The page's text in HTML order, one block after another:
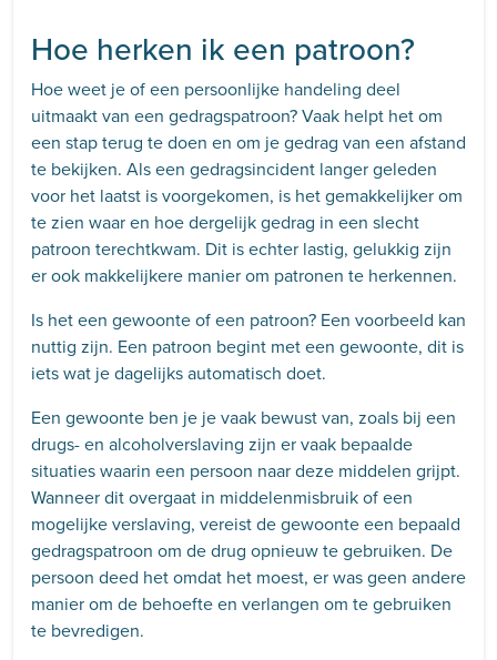
Hoe herken ik een patroon?
Hoe weet je of een persoonlijke handeling deel
uitmaakt van een gedragspatroon? Vaak helpt het om
een stap terug te doen en om je gedrag van een afstand
te bekijken. Als een gedragsincident langer geleden
voor het laatst is voorgekomen, is het gemakkelijker om
te zien waar en hoe dergelijk gedrag in een slecht
patroon terechtkwam. Dit is echter lastig, gelukkig zijn
er ook makkelijkere manier om patronen te herkennen.
Is het een gewoonte of een patroon? Een voorbeeld kan
nuttig zijn. Een patroon begint met een gewoonte, dit is
iets wat je dagelijks automatisch doet.
Een gewoonte ben je je vaak bewust van, zoals bij een
drugs- en alcoholverslaving zijn er vaak bepaalde
situaties waarin een persoon naar deze middelen grijpt.
Wanneer dit overgaat in middelenmisbruik of een
mogelijke verslaving, vereist de gewoonte een bepaald
gedragspatroon om de drug opnieuw te gebruiken. De
persoon deed het omdat het moest, er was geen andere
manier om de behoefte en verlangen om te gebruiken
te bevredigen.